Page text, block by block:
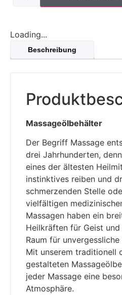
Loading...
Beschreibung
Massageölbehälter
Der Begriff Massage
drei Jahrhunderten,
eines der ältesten
instinktives reiben und
schmerzenden Stelle
vielfältigen
Massagen haben ein
Heilkräften für Geist
Raum für
Mit unserem traditionell
gestalteten
jeder Massage eine
Atmosphäre.